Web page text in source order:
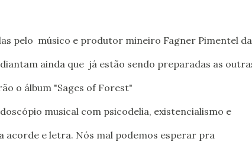
pelo músico e produtor mineiro Fagner Pimentel da
ainda que já estão sendo preparadas as
o álbum "Sages of Forest"
musical com psicodelia, existencialismo e
acorde e letra. Nós mal podemos esperar pra